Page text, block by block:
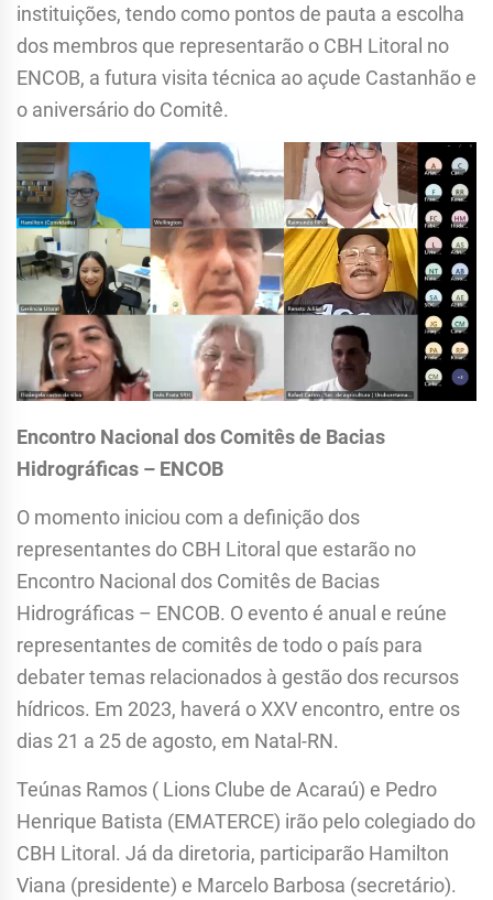
instituições, tendo como pontos de pauta a escolha
dos membros que representarão o CBH Litoral no
ENCOB, a futura visita técnica ao açude Castanhão e
o aniversário do Comitê.
Encontro Nacional dos Comitês de Bacias
Hidrográficas – ENCOB
O momento iniciou com a definição dos
representantes do CBH Litoral que estarão no
Encontro Nacional dos Comitês de Bacias
Hidrográficas – ENCOB. O evento é anual e reúne
representantes de comitês de todo o país para
debater temas relacionados à gestão dos recursos
hídricos. Em 2023, haverá o XXV encontro, entre os
dias 21 a 25 de agosto, em Natal-RN.
Teúnas Ramos ( Lions Clube de Acaraú) e Pedro
Henrique Batista (EMATERCE) irão pelo colegiado do
CBH Litoral. Já da diretoria, participarão Hamilton
Viana (presidente) e Marcelo Barbosa (secretário).